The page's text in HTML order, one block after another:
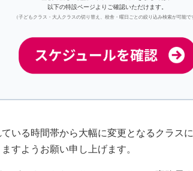
以下の特設ページよりご確認いただけます。
（子どもクラス・大人クラスの切り替え、校舎・曜日ごとの絞り込み検索が可能で
いる時間帯から大幅に変更となるクラス
すようお願い申し上げます。